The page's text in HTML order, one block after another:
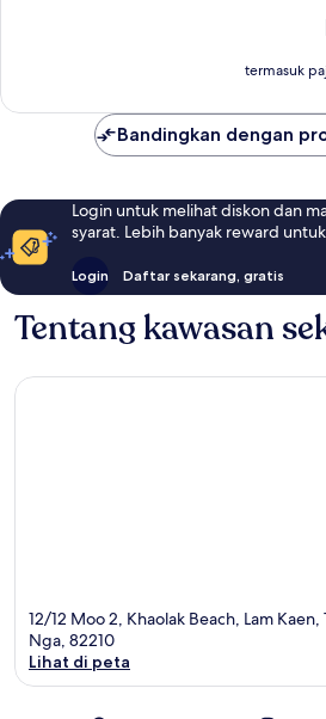
termasuk
Bandingkan dengan
Login untuk melihat diskon dan
syarat. Lebih banyak reward
Login Daftar sekarang, gratis
Tentang kawasan
12/12 Moo 2, Khaolak Beach, Lam
Nga, 82210
Lihat di peta